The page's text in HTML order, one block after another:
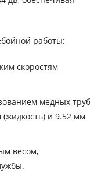
работы:
скоростям
медных труб
и 9.52 мм
весом,